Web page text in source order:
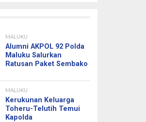
MALUKU
Alumni AKPOL 92 Polda
Maluku Salurkan
Ratusan Paket Sembako
MALUKU
Kerukunan Keluarga
Toheru-Telutih Temui
Kapolda